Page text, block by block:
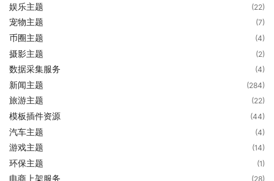
娱乐主题 (22)
宠物主题 (7)
币圈主题 (4)
摄影主题 (2)
数据采集服务 (4)
新闻主题 (284)
旅游主题 (22)
模板插件资源 (44)
汽车主题 (4)
游戏主题 (14)
环保主题 (1)
电商上架服务 (28)